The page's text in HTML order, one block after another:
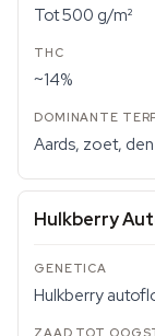
Tot 500 g/m²
~14%
Aards, zoet, den
Hulkberry
Hulkberry